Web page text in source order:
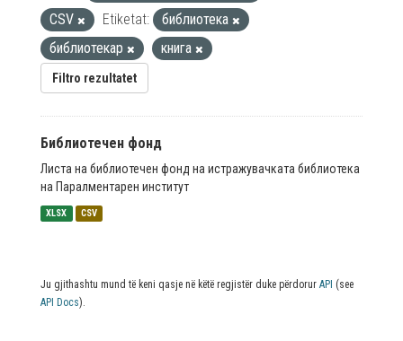
CSV
Etiketat:
библиотека
библиотекар
книга
Filtro rezultatet
Библиотечен фонд
Листа на библиотечен фонд на истражувачката библиотека
на Паралментарен институт
XLSX CSV
Ju gjithashtu mund të keni qasje në këtë regjistër duke përdorur API (see
API Docs).